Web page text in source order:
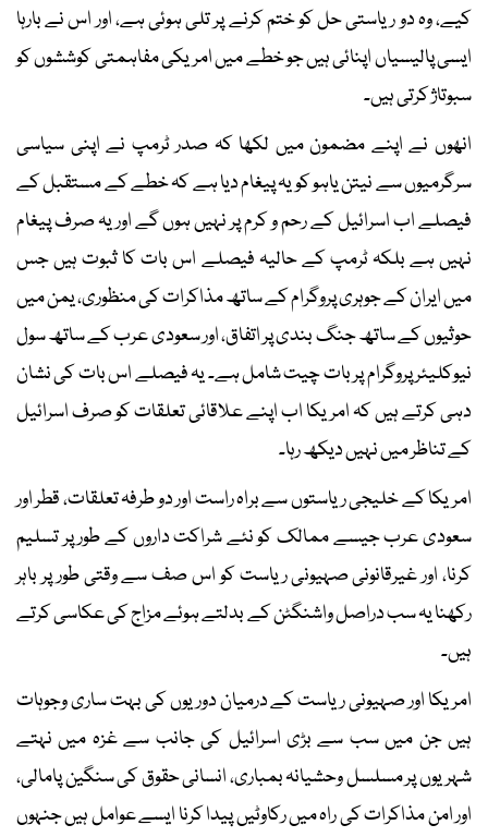
کیے، وہ دو ریاستی حل کو ختم کرنے پر تلی ہوئی ہے، اور اس نے بارہا
ایسی پالیسیاں اپنائی ہیں جو خطے میں امریکی مفاہمتی کوششوں کو
سبوتاژ کرتی ہیں۔
انھوں نے اپنے مضمون میں لکھا کہ صدر ٹرمپ نے اپنی سیاسی
سرگرمیوں سے نیتن یاہو کو یہ پیغام دیا ہے کہ خطے کے مستقبل کے
فیصلے اب اسرائیل کے رحم و کرم پر نہیں ہوں گے اور یہ صرف پیغام
نہیں ہے بلکہ ٹرمپ کے حالیہ فیصلے اس بات کا ثبوت ہیں جس
میں ایران کے جوہری پروگرام کے ساتھ مذاکرات کی منظوری، یمن میں
حوثیوں کے ساتھ جنگ بندی پر اتفاق، اور سعودی عرب کے ساتھ سول
نیوکلیئر پروگرام پر بات چیت شامل ہے۔ یہ فیصلے اس بات کی نشان
دہی کرتے ہیں کہ امریکا اب اپنے علاقائی تعلقات کو صرف اسرائیل
کے تناظر میں نہیں دیکھ رہا۔
امریکا کے خلیجی ریاستوں سے براہ راست اور دو طرفہ تعلقات، قطر اور
سعودی عرب جیسے ممالک کو نئے شراکت داروں کے طور پر تسلیم
کرنا، اور غیرقانونی صہیونی ریاست کو اس صف سے وقتی طور پر باہر
رکھنا یہ سب دراصل واشنگٹن کے بدلتے ہوئے مزاج کی عکاسی کرتے
ہیں۔
امریکا اور صہیونی ریاست کے درمیان دوریوں کی بہت ساری وجوہات
ہیں جن میں سب سے بڑی اسرائیل کی جانب سے غزہ میں نہتے
شہریوں پر مسلسل وحشیانہ بمباری، انسانی حقوق کی سنگین پامالی،
اور امن مذاکرات کی راہ میں رکاوٹیں پیدا کرنا ایسے عوامل ہیں جنہوں